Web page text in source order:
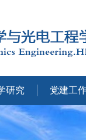
研究 党建工